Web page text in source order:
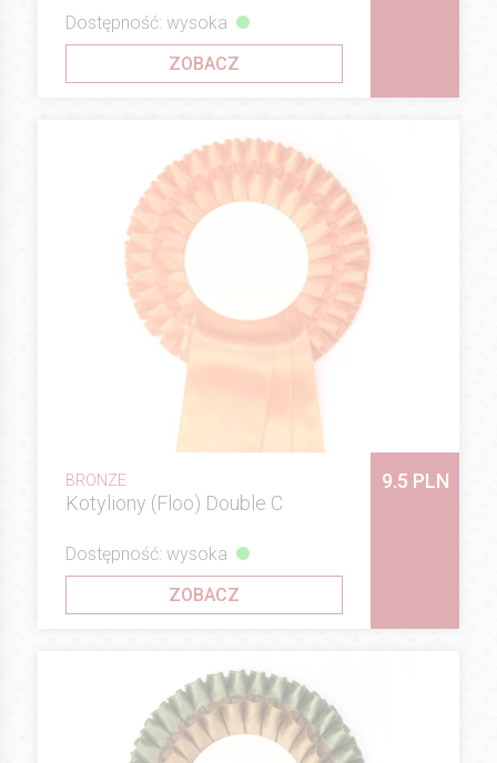
Dostępność: wysoka
ZOBACZ
BRONZE
Kotyliony (Floo) Double C
9.5 PLN
Dostępność: wysoka
ZOBACZ